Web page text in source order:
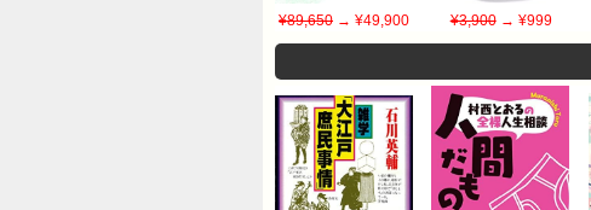
¥89,650 → ¥49,900 ¥3,900→ ¥999